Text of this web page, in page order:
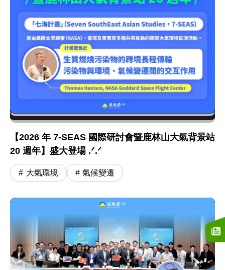
【2026 年 7-SEAS 國際研討會暨鹿林山大氣背景站
20 週年】盛大登場 .ᐟ.ᐟ
大氣環境 氣候變遷